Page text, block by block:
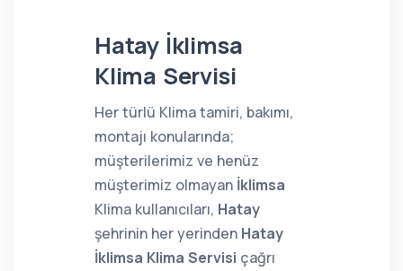
Hatay İklimsa
Klima Servisi
Her türlü Klima tamiri, bakımı,
montajı konularında;
müşterilerimiz ve henüz
müşterimiz olmayan İklimsa
Klima kullanıcıları, Hatay
şehrinin her yerinden Hatay
İklimsa Klima Servisi çağrı